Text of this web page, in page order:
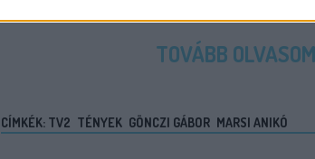
TOVÁBB OLVASOM
CÍMKÉK: TV2 TÉNYEK GÖNCZI GÁBOR MARSI ANIKÓ